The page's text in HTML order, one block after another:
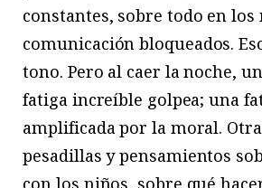
constantes, sobre todo en los
comunicación bloqueados.
tono. Pero al caer la noche,
fatiga increíble golpea; una
amplificada por la moral.
pesadillas y pensamientos
con los niños, sobre qué